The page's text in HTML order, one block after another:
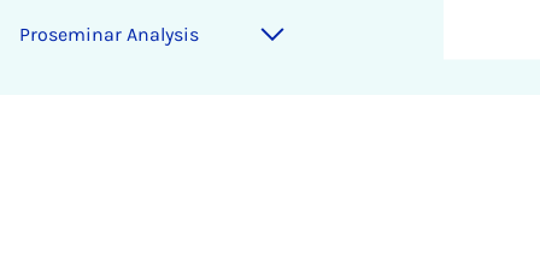
Proseminar Analysis